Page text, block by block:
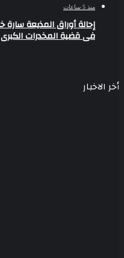
منذ 5 ساعات
فى قضية المخدرات الكبرى
أخر الاخبار